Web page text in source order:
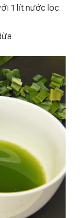
1 lít nước lọc.